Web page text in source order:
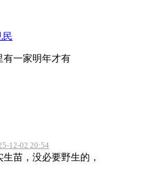
民
有一家明年才有
12-02 20:54
苗，没必要野生的，